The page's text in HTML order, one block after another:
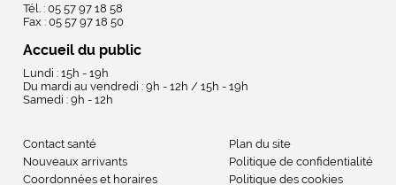
Tél. : 05 57 97 18 58
Fax : 05 57 97 18 50
Accueil du public
Lundi : 15h - 19h
Du mardi au vendredi : 9h - 12h / 15h - 19h
Samedi : 9h - 12h
Contact santé
Nouveaux arrivants
Coordonnées et horaires
Plan du site
Politique de confidentialité
Politique des cookies